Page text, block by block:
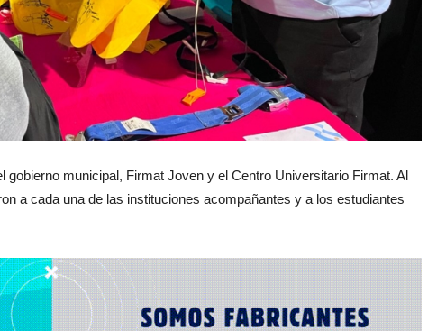
gobierno municipal, Firmat Joven y el Centro Universitario Firmat. Al
a cada una de las instituciones acompañantes y a los estudiantes